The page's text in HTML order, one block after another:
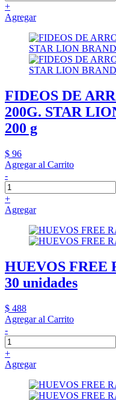
+
Agregar
FIDEOS DE
200G. STAR
200 g
$ 96
Agregar al Carrito
-
+
Agregar
HUEVOS FREE
30 unidades
$ 488
Agregar al Carrito
-
+
Agregar